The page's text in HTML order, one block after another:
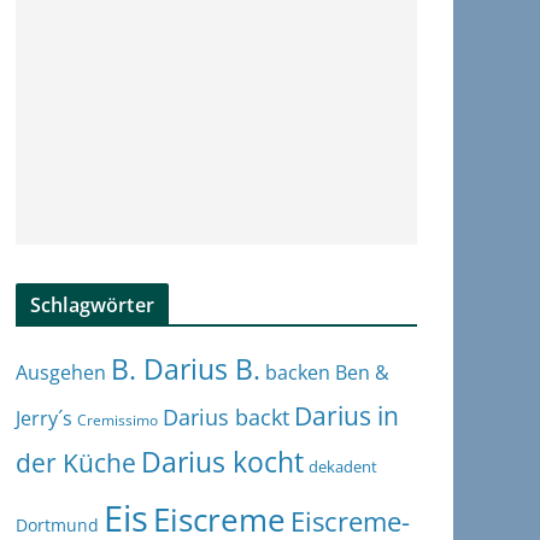
Schlagwörter
Ausgehen B. Darius B. backen Ben &
Jerry´s Cremissimo Darius backt Darius in
der Küche Darius kocht dekadent
Dortmund EisEiscreme Eiscreme-